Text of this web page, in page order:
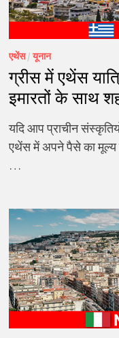
एथेंस/यूनान
ग्रीस में एथेंस
इमारतों के साथ
यदि आप प्राचीन
एथेंस में अपने पैसे का मूल्य
…